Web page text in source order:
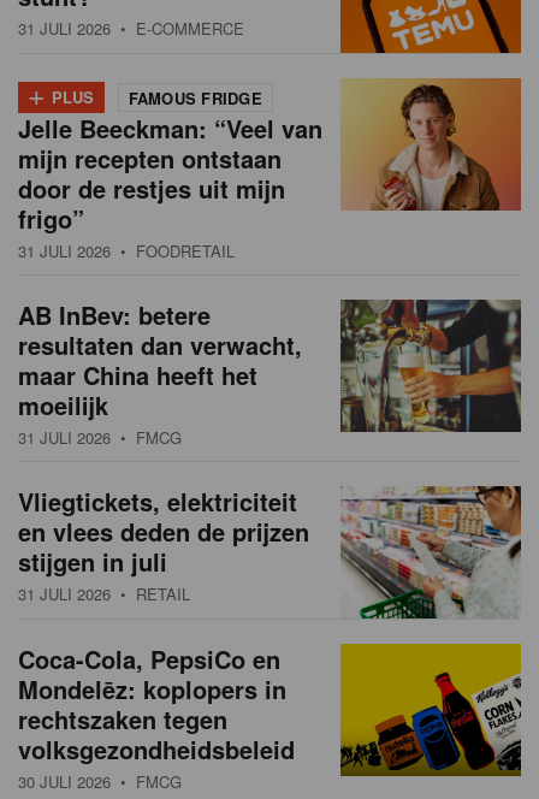
31 JULI 2026 • E-COMMERCE
+ PLUS FAMOUS FRIDGE
Jelle Beeckman: “Veel van
mijn recepten ontstaan
door de restjes uit mijn
frigo”
31 JULI 2026 • FOODRETAIL
AB InBev: betere
resultaten dan verwacht,
maar China heeft het
moeilijk
31 JULI 2026 • FMCG
Vliegtickets, elektriciteit
en vlees deden de prijzen
stijgen in juli
31 JULI 2026 • RETAIL
Coca-Cola, PepsiCo en
Mondelēz: koplopers in
rechtszaken tegen
volksgezondheidsbeleid
30 JULI 2026 • FMCG